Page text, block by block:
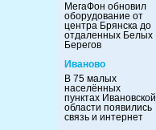
МегаФон обновил
оборудование от
центра Брянска до
отдаленных Белых
Берегов
Иваново
В 75 малых
населённых
пунктах Ивановской
области появились
связь и интернет